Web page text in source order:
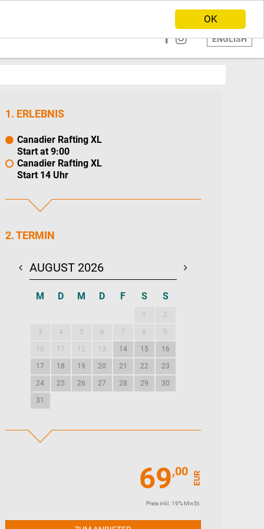
OK
ANBIETER WERDEN HOME
ENGLISH
1. ERLEBNIS
Canadier Rafting XL
Start at 9:00
Canadier Rafting XL
Start 14 Uhr
2. TERMIN
AUGUST 2026
M D M D F S S
1 2
3 4 5 6 7 8 9
10 11 12 13 14 15 16
17 18 19 20 21 22 23
24 25 26 27 28 29 30
31
SEPTEMBER
69,00 EUR
Preis inkl. 19% MwSt.